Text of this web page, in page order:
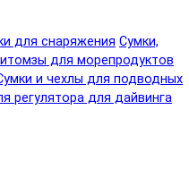
для снаряжения Сумки,
для морепродуктов
и чехлы для подводных
регулятора для дайвинга